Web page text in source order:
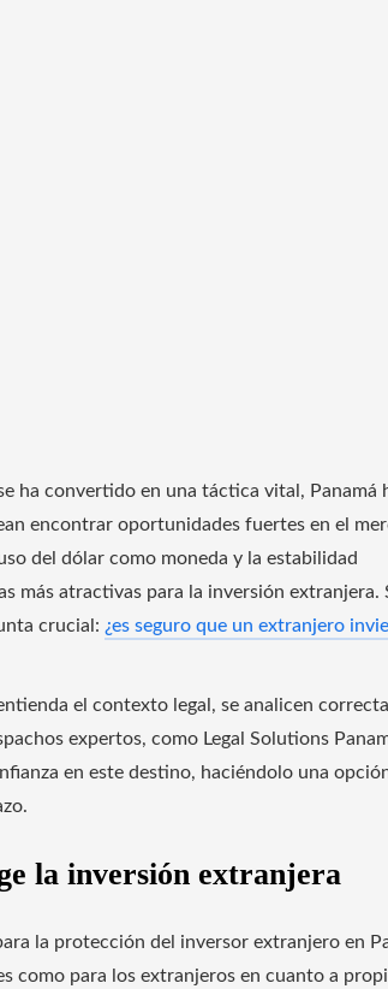
ha convertido en una táctica vital, Panamá
encontrar oportunidades fuertes en el
del dólar como moneda y la estabilidad
más atractivas para la inversión extranjera.
crucial: ¿es seguro que un extranjero
el contexto legal, se analicen
expertos, como Legal Solutions
en este destino, haciéndolo una
la inversión extranjera
la protección del inversor extranjero en
como para los extranjeros en cuanto a